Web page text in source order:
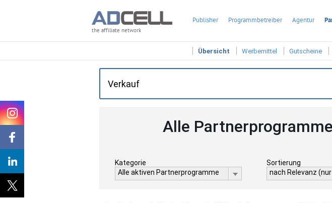
the affiliate network
Publisher Programmbetreiber Agentur
Übersicht Werbemittel Gutscheine
Alle
Kategorie
Alle aktiven Partnerprogramme
Sortierung
nach Relevanz